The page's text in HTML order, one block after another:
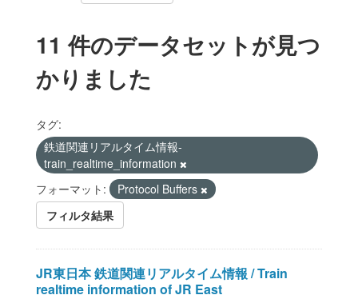
11 件のデータセットが見つ
かりました
タグ:
鉄道関連リアルタイム情報-
train_realtime_information
フォーマット:
Protocol Buffers
フィルタ結果
JR東日本 鉄道関連リアルタイム情報 / Train
realtime information of JR East